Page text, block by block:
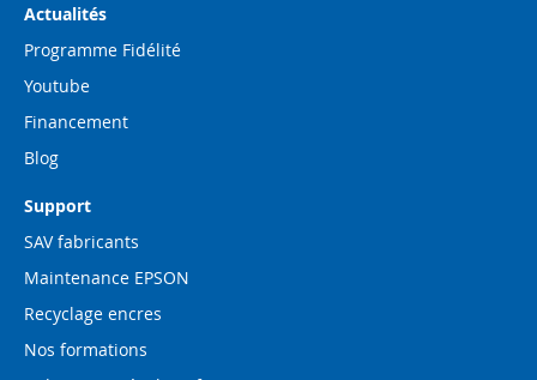
Actualités
Programme Fidélité
Youtube
Financement
Blog
Support
SAV fabricants
Maintenance EPSON
Recyclage encres
Nos formations